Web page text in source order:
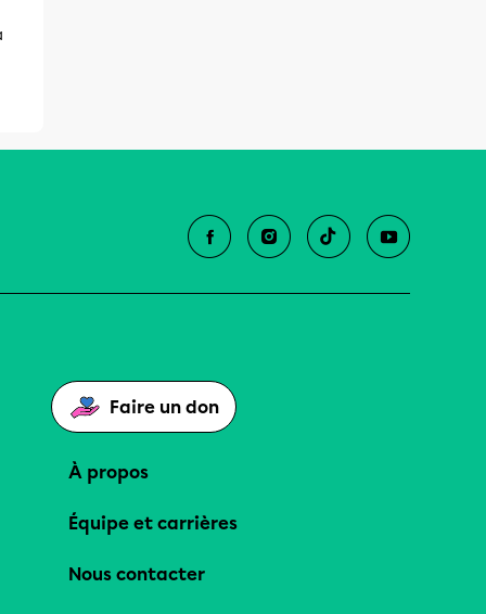
Faire un don
À propos
Équipe et carrières
Nous contacter